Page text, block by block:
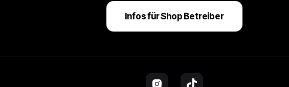
Infos für Shop Betreiber